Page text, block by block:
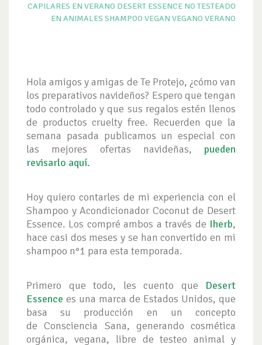
CAPILARES EN VERANO DESERT ESSENCE NO TESTEADO
EN ANIMALES SHAMPOO VEGAN VEGANO VERANO
Hola amigos y amigas de Te Protejo, ¿cómo van
los preparativos navideños? Espero que tengan
todo controlado y que sus regalos estén llenos
de productos cruelty free. Recuerden que la
semana pasada publicamos un especial con
las mejores ofertas navideñas, pueden
revisarlo aquí.
Hoy quiero contarles de mi experiencia con el
Shampoo y Acondicionador Coconut de Desert
Essence. Los compré ambos a través de Iherb,
hace casi dos meses y se han convertido en mi
shampoo n°1 para esta temporada.
Primero que todo, les cuento que Desert
Essence es una marca de Estados Unidos, que
basa su producción en un concepto
de Consciencia Sana, generando cosmética
orgánica, vegana, libre de testeo animal y